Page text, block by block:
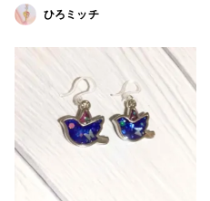
人っぽく、カジュアルやフェミ
ニンにも合わせられるかと思い
ます。 ゆらゆら揺れて可愛い
ブルパーツ #パステル系
ツアクセサリー #Instagram
#Twitter #アクセサリー部
ひろミッチ